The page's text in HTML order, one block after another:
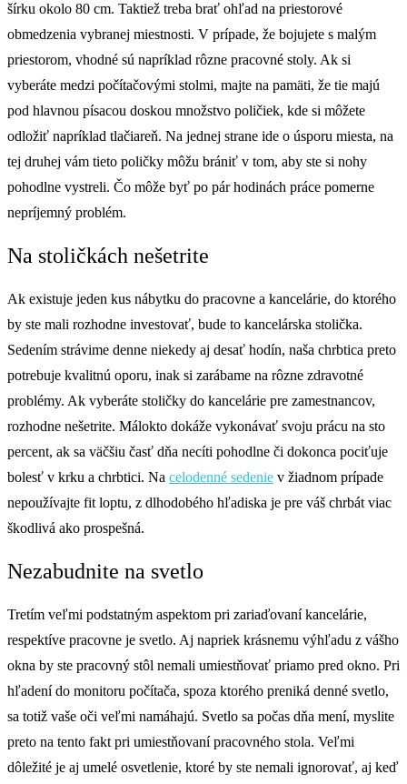
šírku okolo 80 cm. Taktiež treba brať ohľad na priestorové
obmedzenia vybranej miestnosti. V prípade, že bojujete s malým
priestorom, vhodné sú napríklad rôzne pracovné stoly. Ak si
vyberáte medzi počítačovými stolmi, majte na pamäti, že tie majú
pod hlavnou písacou doskou množstvo poličiek, kde si môžete
odložiť napríklad tlačiareň. Na jednej strane ide o úsporu miesta, na
tej druhej vám tieto poličky môžu brániť v tom, aby ste si nohy
pohodlne vystreli. Čo môže byť po pár hodinách práce pomerne
nepríjemný problém.
Na stoličkách nešetrite
Ak existuje jeden kus nábytku do pracovne a kancelárie, do ktorého
by ste mali rozhodne investovať, bude to kancelárska stolička.
Sedením strávime denne niekedy aj desať hodín, naša chrbtica preto
potrebuje kvalitnú oporu, inak si zarábame na rôzne zdravotné
problémy. Ak vyberáte stoličky do kancelárie pre zamestnancov,
rozhodne nešetrite. Málokto dokáže vykonávať svoju prácu na sto
percent, ak sa väčšiu časť dňa necíti pohodlne či dokonca pociťuje
bolesť v krku a chrbtici. Na celodenné sedenie v žiadnom prípade
nepoužívajte fit loptu, z dlhodobého hľadiska je pre váš chrbát viac
škodlivá ako prospešná.
Nezabudnite na svetlo
Tretím veľmi podstatným aspektom pri zariaďovaní kancelárie,
respektíve pracovne je svetlo. Aj napriek krásnemu výhľadu z vášho
okna by ste pracovný stôl nemali umiestňovať priamo pred okno. Pri
hľadení do monitoru počítača, spoza ktorého preniká denné svetlo,
sa totiž vaše oči veľmi namáhajú. Svetlo sa počas dňa mení, myslite
preto na tento fakt pri umiestňovaní pracovného stola. Veľmi
dôležité je aj umelé osvetlenie, ktoré by ste nemali ignorovať, aj keď